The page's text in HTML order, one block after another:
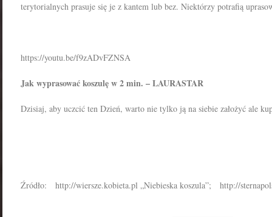
terytorialnych prasuje się je z kantem lub bez. Niektórzy potrafią
https://youtu.be/f9zADvFZNSA
Jak wyprasować koszulę w 2 min. – LAURASTAR
Dzisiaj, aby uczcić ten Dzień, warto nie tylko ją na siebie założyć ale
Źródło: http://wiersze.kobieta.pl „Niebieska koszula”; http://